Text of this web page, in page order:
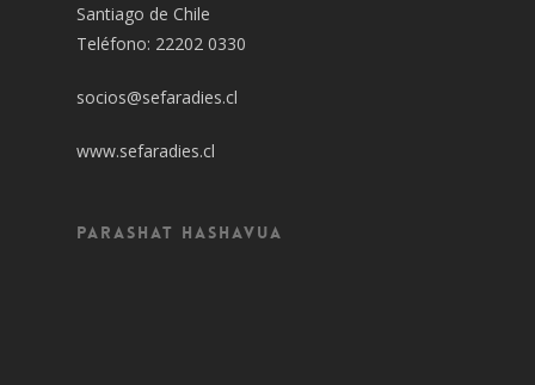
Santiago de Chile
Teléfono: 22202 0330
socios@sefaradies.cl
www.sefaradies.cl
Parashat Hashavua